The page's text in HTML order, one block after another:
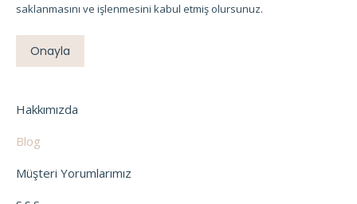
saklanmasını ve işlenmesini kabul etmiş olursunuz.
Onayla
Hakkımızda
Blog
Müşteri Yorumlarımız